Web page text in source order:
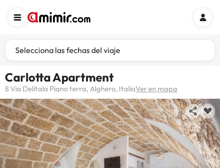
Selecciona las fechas del viaje
Carlotta Apartment
8 Via Delitala Piano terra, Alghero, ItaliaVer en mapa